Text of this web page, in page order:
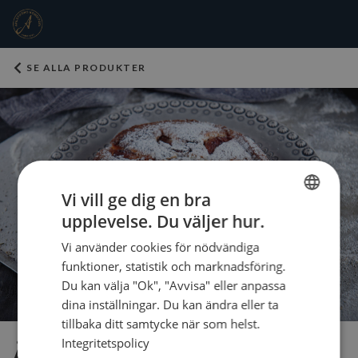
SE ALLA PRODUKTER
Vi vill ge dig en bra
upplevelse. Du väljer hur.
Vi använder cookies för nödvändiga
funktioner, statistik och marknadsföring.
Du kan välja "Ok", "Avvisa" eller anpassa
dina inställningar. Du kan ändra eller ta
tillbaka ditt samtycke när som helst.
Integritetspolicy